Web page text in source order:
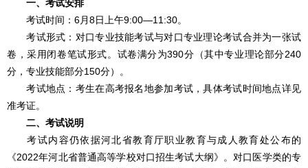
一、考试安排
考试时间：6月8日上午9:00—11:30。
考试形式：对口专业技能考试与对口专业理论考试合并为一张试
卷，采用闭卷笔试形式。试卷满分为390分（其中专业理论部分240
分，专业技能部分150分）。
考试地点：考生在高考报名地参加考试，具体考试时间地点详见
准考证。
二、考试说明
考试内容仍依据河北省教育厅职业教育与成人教育处公布的
《2022年河北省普通高等学校对口招生考试大纲》。对口医学类的专